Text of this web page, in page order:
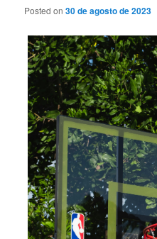
Posted on30 de agosto de 2023